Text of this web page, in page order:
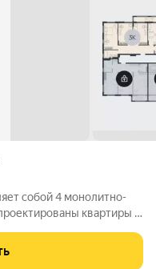
собой 4 монолитно-
квартиры с
территории с
в